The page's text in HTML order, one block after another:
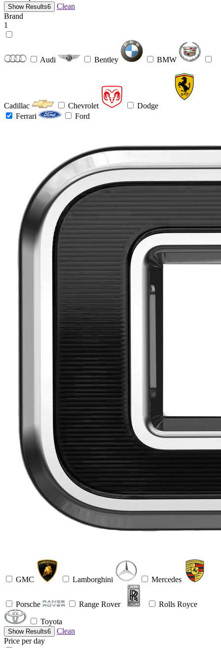
Show Results6
Clean
Brand
1
Audi Bentley BMW
Cadillac Chevrolet
Dodge
Ferrari
Ford
GMC Lamborghini Mercedes
Porsche Range Rover Rolls Royce
Toyota
Show Results6
Clean
Price per day